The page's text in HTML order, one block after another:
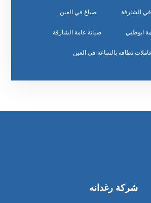
الشارقة صباغ في العين
ابوظبي صيانة عامة الشارقة
نظافة بالساعة في العين
شركة رغدانه